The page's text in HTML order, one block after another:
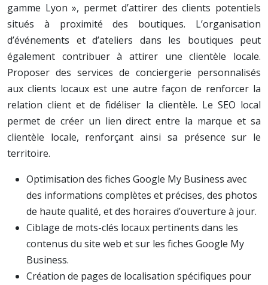
gamme Lyon », permet d’attirer des clients potentiels
situés à proximité des boutiques. L’organisation
d’événements et d’ateliers dans les boutiques peut
également contribuer à attirer une clientèle locale.
Proposer des services de conciergerie personnalisés
aux clients locaux est une autre façon de renforcer la
relation client et de fidéliser la clientèle. Le SEO local
permet de créer un lien direct entre la marque et sa
clientèle locale, renforçant ainsi sa présence sur le
territoire.
Optimisation des fiches Google My Business avec
des informations complètes et précises, des photos
de haute qualité, et des horaires d’ouverture à jour.
Ciblage de mots-clés locaux pertinents dans les
contenus du site web et sur les fiches Google My
Business.
Création de pages de localisation spécifiques pour